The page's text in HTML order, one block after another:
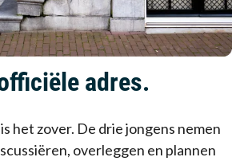
adres.
het zover. De drie jongens nemen
overleggen en plannen